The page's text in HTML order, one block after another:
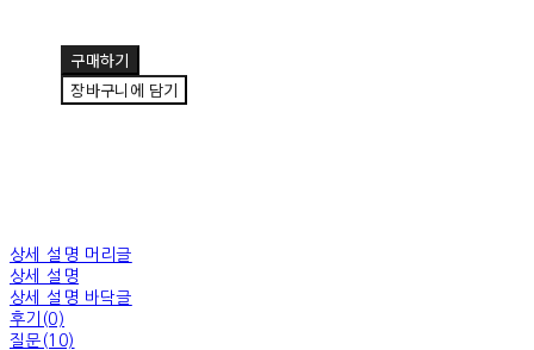
구매하기
장바구니에 담기
상세 설명 머리글
상세 설명
상세 설명 바닥글
후기(0)
질문(10)